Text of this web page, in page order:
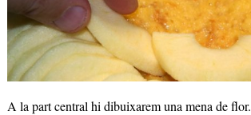
A la part central hi dibuixarem una mena de flor.